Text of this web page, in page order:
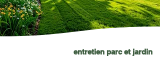
entretien parc et jardin